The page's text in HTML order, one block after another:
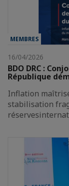
MEMBRES
16/04/2026
BDO DRC :
République
Inflation
stabilisation